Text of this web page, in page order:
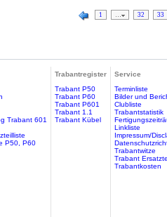
1 … 32 33
Trabant 601
P50, P60
Trabantregister
Trabant P50
Trabant P60
Trabant P601
Trabant 1.1
Trabant Kübel
Service
Terminliste
Bilder und
Clubliste
Trabantstatistik
Linkliste
Impressum/
Trabantwitze
Trabant
Trabantkosten